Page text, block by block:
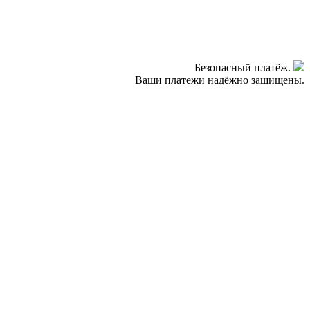
Безопасный платёж.
Ваши платежи надёжно защищены.